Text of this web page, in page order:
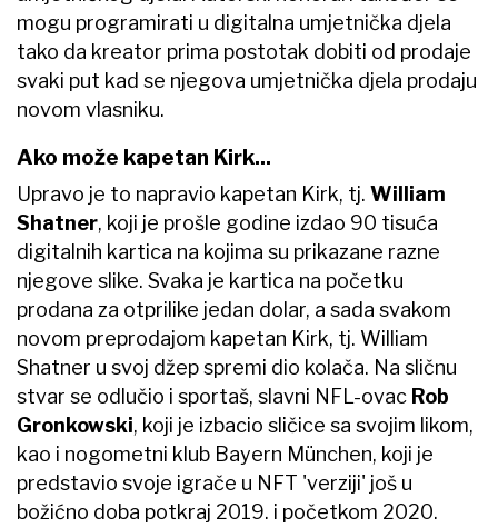
mogu programirati u digitalna umjetnička djela
tako da kreator prima postotak dobiti od prodaje
svaki put kad se njegova umjetnička djela prodaju
novom vlasniku.
Ako može kapetan Kirk...
Upravo je to napravio kapetan Kirk, tj. William
Shatner, koji je prošle godine izdao 90 tisuća
digitalnih kartica na kojima su prikazane razne
njegove slike. Svaka je kartica na početku
prodana za otprilike jedan dolar, a sada svakom
novom preprodajom kapetan Kirk, tj. William
Shatner u svoj džep spremi dio kolača. Na sličnu
stvar se odlučio i sportaš, slavni NFL-ovac Rob
Gronkowski, koji je izbacio sličice sa svojim likom,
kao i nogometni klub Bayern München, koji je
predstavio svoje igrače u NFT 'verziji' još u
božićno doba potkraj 2019. i početkom 2020.